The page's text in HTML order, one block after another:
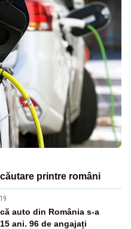
printre români
auto din România s-a
ani. 96 de angajați